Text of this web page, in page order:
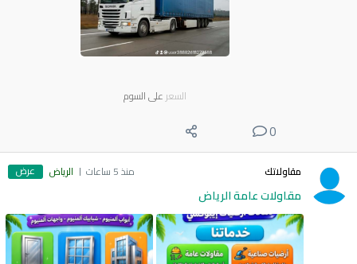
السعر على السوم
0
مقاولاتك منذ 5 ساعات الرياض عرض
مقاولات عامة الرياض